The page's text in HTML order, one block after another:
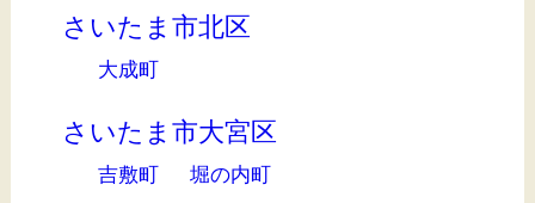
さいたま市北区
大成町
さいたま市大宮区
吉敷町 堀の内町